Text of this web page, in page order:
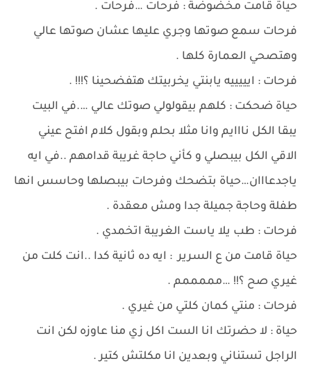
حياة قامت مخضوضة : فرحات …فرحات .
فرحات سمع صوتها وجري عليها عشان صوتها عالي
وهتصحي العمارة كلها .
فرحات : ايييييه يابنتي يخربيتك هتفضحينا ؟!!! .
حياة ضحكت : كلهم بيقولولي صوتك عالي ….في البيت
يبقا الكل نااايم وانا مثلا بحلم وبقول كلام افتح عيني
الاقي الكل بيبصلي و كأني حاجة غريبة قدامهم ..في ايه
ياجدعااان…حياة بتضحك وفرحات بيبصلها وحاسس انها
طفلة وحاجة جميلة جدا ومش معقدة .
فرحات : طب يلا ياست الغريبة اتخمدي .
حياة قامت من ع السرير : ايه ده ثانية كدا ..انت كلت من
غيري صح ؟!! …مممممم .
فرحات : منتي كمان كلتي من غيري .
حياة : لا حضرتك انا الست اكل زي منا عاوزه لكن انت
الراجل تستناني وبعدين انا مكلتش كتير .